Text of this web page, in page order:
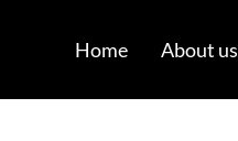
Home About us